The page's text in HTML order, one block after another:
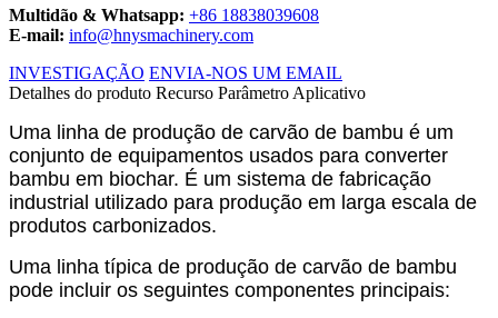
Multidão & Whatsapp: +86 18838039608
E-mail: info@hnysmachinery.com
INVESTIGAÇÃO ENVIA-NOS UM EMAIL
Detalhes do produto Recurso Parâmetro Aplicativo
Uma linha de produção de carvão de bambu é um
conjunto de equipamentos usados ​​para converter
bambu em biochar. É um sistema de fabricação
industrial utilizado para produção em larga escala de
produtos carbonizados.
Uma linha típica de produção de carvão de bambu
pode incluir os seguintes componentes principais: